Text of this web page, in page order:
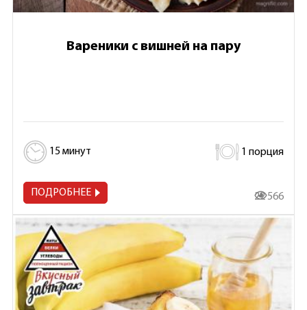
Вареники с вишней на пару
15 минут 1 порция
ПОДРОБНЕЕ 22 566